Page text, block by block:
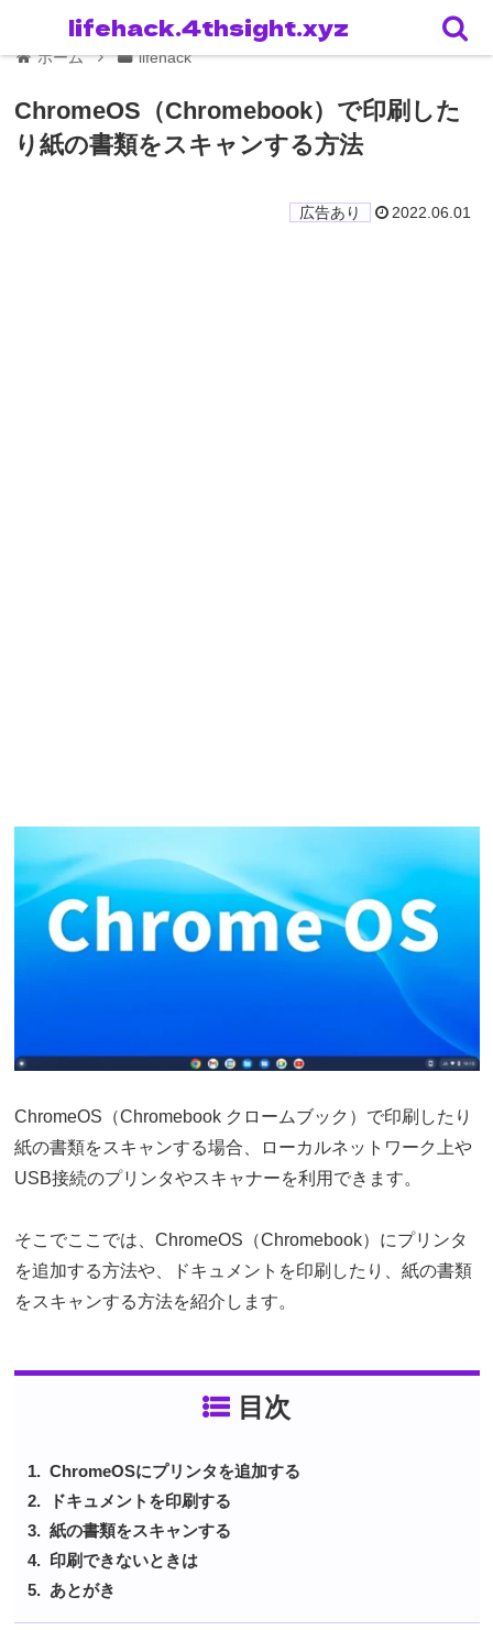
ホーム lifehack
ChromeOS（Chromebook）で印刷した
り紙の書類をスキャンする方法
2022.06.01
ChromeOS（Chromebook クロームブック）で印刷したり
紙の書類をスキャンする場合、ローカルネットワーク上や
USB接続のプリンタやスキャナーを利用できます。
そこでここでは、ChromeOS（Chromebook）にプリンタ
を追加する方法や、ドキュメントを印刷したり、紙の書類
をスキャンする方法を紹介します。
目次
ChromeOSにプリンタを追加する
ドキュメントを印刷する
紙の書類をスキャンする
印刷できないときは
あとがき
lifehack.4thsight.xyz